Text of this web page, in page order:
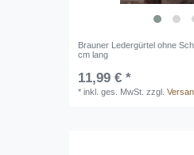
Brauner Ledergürtel ohne
cm lang
11,99 € *
*inkl. ges. MwSt. zzgl.